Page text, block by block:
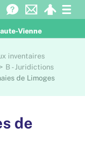
Vienne
inventaires
B - Juridictions
de Limoges
de